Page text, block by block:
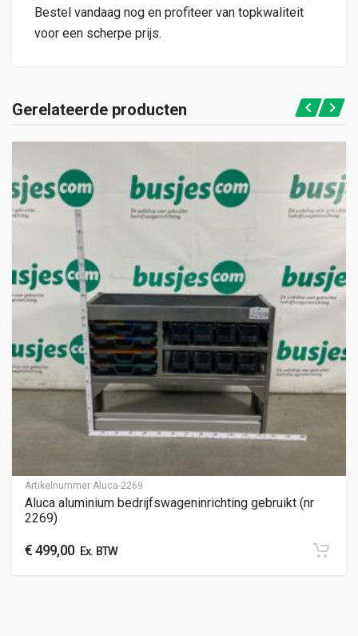
Bestel vandaag nog en profiteer van topkwaliteit
voor een scherpe prijs.
Gerelateerde producten
Artikelnummer Aluca-2269
Aluca aluminium bedrijfswageninrichting gebruikt (nr
2269)
€499,00Ex. BTW